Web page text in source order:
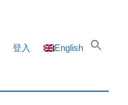
登入 English